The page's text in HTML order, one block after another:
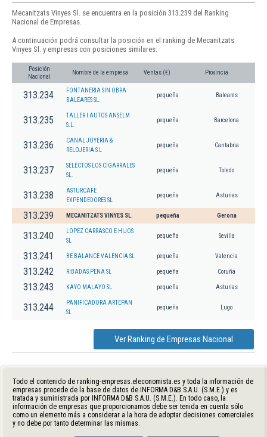
Mecanitzats Vinyes Sl. se encuentra en la posición 313.239 del Ranking
Nacional de Empresas.
A continuación podrá consultar la posición en el ranking de Mecanitzats
Vinyes Sl. y empresas con posiciones similares:
Posición
Nacional
Nombre de la empresa Ventas (€) Provincia
313.234
FONTANERIA SIN OBRA
BALEARES SL.
pequeña Baleares
313.235
TALLER I AUTOS ANSELM
S.L.
pequeña Barcelona
313.236
CANAL JOYERIA &
RELOJERIA S L
pequeña Cantabria
313.237
SELECTOS LOS CIGARRALES
SL.
pequeña Toledo
313.238
ASTURCAFE
EXPENDEDORES SL
pequeña Asturias
313.239 MECANITZATS VINYES SL. pequeña Gerona
313.240
LOPEZ CARRASCO E HIJOS
SL
pequeña Sevilla
313.241 BE BALANCE VALENCIA SL pequeña Valencia
313.242 RIBADAS PENA SL pequeña Coruña
313.243 KAYO MALAYO SL pequeña Asturias
313.244
PANIFICADORA ARTEPAN
SL
pequeña Lugo
Ver Ranking de Empresas Nacional
Todo el contenido de ranking-empresas.eleconomista.es y toda la información de
empresas procede de la base de datos de INFORMA D&B S.A.U. (S.M.E.) y es
tratada y suministrada por INFORMA D&B S.A.U. (S.M.E.). En todo caso, la
información de empresas que proporcionamos debe ser tenida en cuenta sólo
como un elemento más a considerar a la hora de adoptar decisiones comerciales
y no debe por tanto determinar las mismas.